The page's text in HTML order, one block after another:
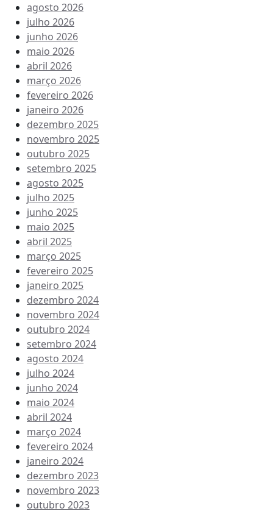
agosto 2026
julho 2026
junho 2026
maio 2026
abril 2026
março 2026
fevereiro 2026
janeiro 2026
dezembro 2025
novembro 2025
outubro 2025
setembro 2025
agosto 2025
julho 2025
junho 2025
maio 2025
abril 2025
março 2025
fevereiro 2025
janeiro 2025
dezembro 2024
novembro 2024
outubro 2024
setembro 2024
agosto 2024
julho 2024
junho 2024
maio 2024
abril 2024
março 2024
fevereiro 2024
janeiro 2024
dezembro 2023
novembro 2023
outubro 2023